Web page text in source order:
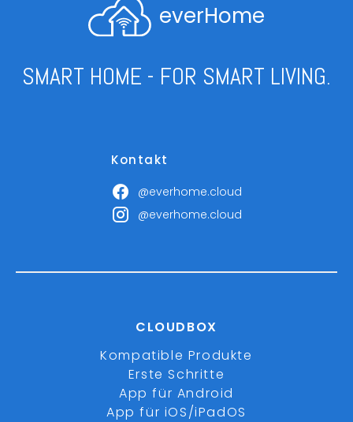
everHome
SMART HOME - FOR SMART LIVING.
Kontakt
@everhome.cloud
@everhome.cloud
CLOUDBOX
Kompatible Produkte
Erste Schritte
App für Android
App für iOS/iPadOS